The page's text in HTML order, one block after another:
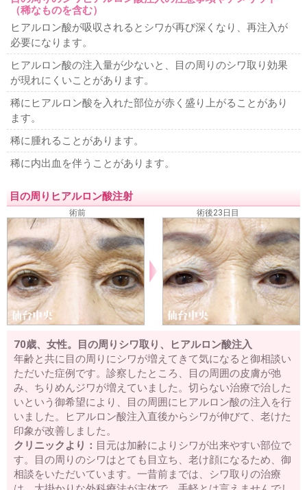
（稀なものを含む）
ヒアルロン酸が吸収されるとシワが再び深くなり、再注入が
必要になります。
ヒアルロン酸の注入量が少ないと、目の周りのシワ取り効果
が現れにくいことがあります。
稀にヒアルロン酸を入れた部位が赤く盛り上がることがあり
ます。
稀に腫れることがあります。
稀に内出血を伴うことがあります。
目の周りヒアルロン酸注射
術前 術後23日目
70歳、女性。目の周りシワ取り、ヒアルロン酸注入
年齢と共に目の周りにシワが増えてきて気になると御相談い
ただいた症例です。診察したところ、目の周囲の皮膚が弛
み、ちりめんジワが増えていました。切らない治療で治した
いという御希望により、目の周囲にヒアルロン酸の注入を行
いました。ヒアルロン酸注入直後からシワが伸びて、老けた
印象が改善しました。
クリニックより： 目元は加齢によりシワが出来やすい部位で
す。目の周りのシワはとても目立ち、老け顔になるため、御
相談をいただいています。一昔前までは、シワ取りの治療